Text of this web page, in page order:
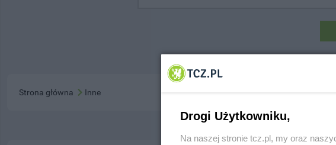
Strona główna Inne
Drogi Użytkowniku,
Na naszej stronie tcz.pl, my oraz